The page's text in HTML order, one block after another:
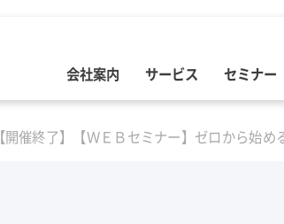
会社案内
COMPANY
会社案内
サービス
SERVICE
ご提供サービス
セミナー
SEMINAR
セミナー情報
BLOG
専門家によるブログ
【開催終了】【ＷＥＢセミナー】ゼロから始